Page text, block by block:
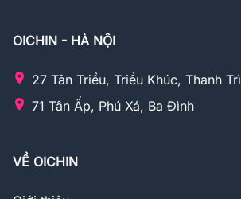
OICHIN - HÀ NỘI
27 Tân Triều, Triều Khúc, Thanh Trì
71 Tân Ấp, Phú Xá, Ba Đình
VỀ OICHIN